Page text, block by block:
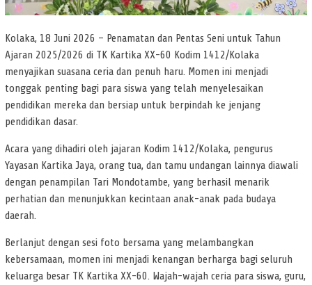
Kolaka, 18 Juni 2026 – Penamatan dan Pentas Seni untuk Tahun
Ajaran 2025/2026 di TK Kartika XX-60 Kodim 1412/Kolaka
menyajikan suasana ceria dan penuh haru. Momen ini menjadi
tonggak penting bagi para siswa yang telah menyelesaikan
pendidikan mereka dan bersiap untuk berpindah ke jenjang
pendidikan dasar.
Acara yang dihadiri oleh jajaran Kodim 1412/Kolaka, pengurus
Yayasan Kartika Jaya, orang tua, dan tamu undangan lainnya diawali
dengan penampilan Tari Mondotambe, yang berhasil menarik
perhatian dan menunjukkan kecintaan anak-anak pada budaya
daerah.
Berlanjut dengan sesi foto bersama yang melambangkan
kebersamaan, momen ini menjadi kenangan berharga bagi seluruh
keluarga besar TK Kartika XX-60. Wajah-wajah ceria para siswa, guru,